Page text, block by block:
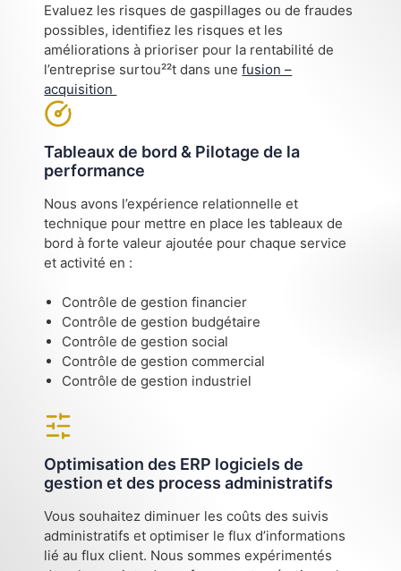
Evaluez les risques de gaspillages ou de fraudes
possibles, identifiez les risques et les
améliorations à prioriser pour la rentabilité de
l’entreprise surtou²²t dans unefusion –
acquisition
Tableaux de bord & Pilotage de la
performance
Nous avons l’expérience relationnelle et
technique pour mettre en place les tableaux de
bord à forte valeur ajoutée pour chaque service
et activité en :
Contrôle de gestion financier
Contrôle de gestion budgétaire
Contrôle de gestion social
Contrôle de gestion commercial
Contrôle de gestion industriel
Optimisation des ERP logiciels de
gestion et des process administratifs
Vous souhaitez diminuer les coûts des suivis
administratifs et optimiser le flux d’informations
lié au flux client. Nous sommes expérimentés